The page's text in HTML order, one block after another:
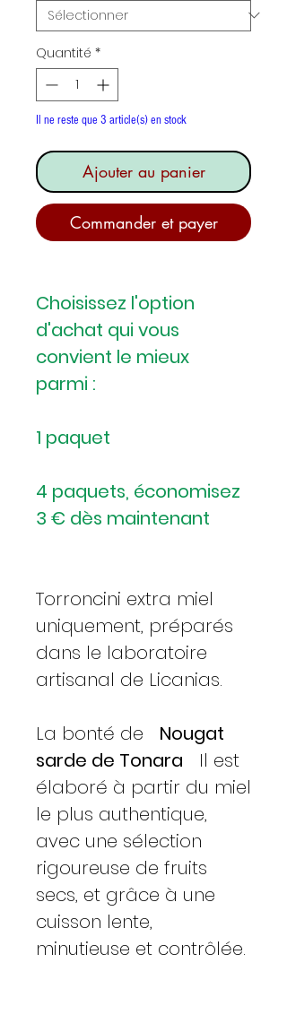
Quantité *
Il ne reste que 3 article(s) en stock
Ajouter au panier
Commander et payer
Choisissez l'option
d'achat qui vous
convient le mieux
parmi :
1 paquet
4 paquets, économisez
3 € dès maintenant
Torroncini extra miel
uniquement, préparés
dans le laboratoire
artisanal de Licanias.
La bonté de
Nougat
sarde de Tonara
Il est
élaboré à partir du miel
le plus authentique,
avec une sélection
rigoureuse de fruits
secs, et grâce à une
cuisson lente,
minutieuse et contrôlée.